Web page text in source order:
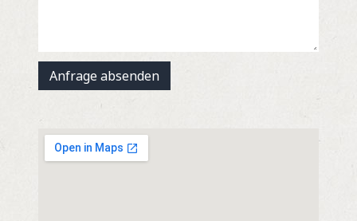
Anfrage absenden